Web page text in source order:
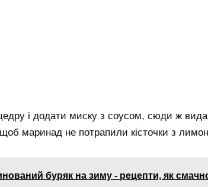
і додати миску з соусом, сюди ж
маринад не потрапили кісточки з
буряк на зиму - рецепти, як